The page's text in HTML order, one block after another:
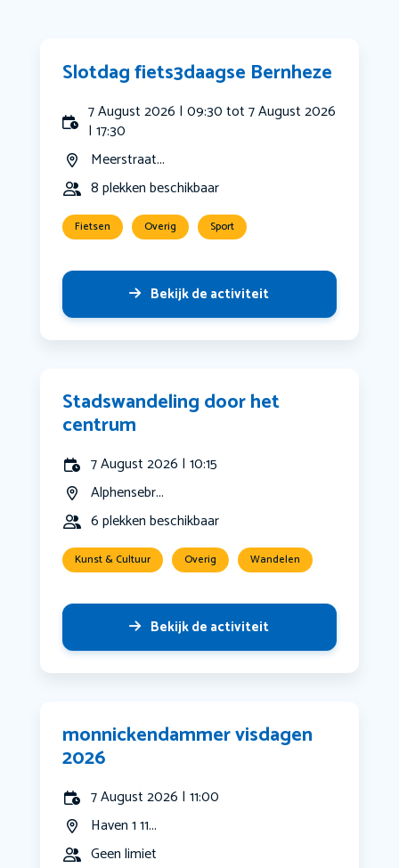
Slotdag fiets3daagse Bernheze
7 August 2026 | 09:30 tot 7 August 2026
| 17:30
Meerstraat...
8 plekken beschikbaar
Fietsen Overig Sport
Bekijk de activiteit
Stadswandeling door het
centrum
7 August 2026 | 10:15
Alphensebr...
6 plekken beschikbaar
Kunst & Cultuur Overig Wandelen
Bekijk de activiteit
monnickendammer visdagen
2026
7 August 2026 | 11:00
Haven 1 11...
Geen limiet